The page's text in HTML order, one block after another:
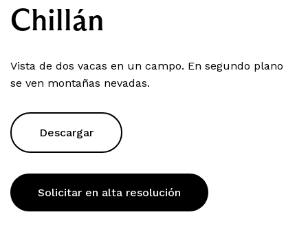
Chillán
Vista de dos vacas en un campo. En segundo plano
se ven montañas nevadas.
Descargar
Solicitar en alta resolución